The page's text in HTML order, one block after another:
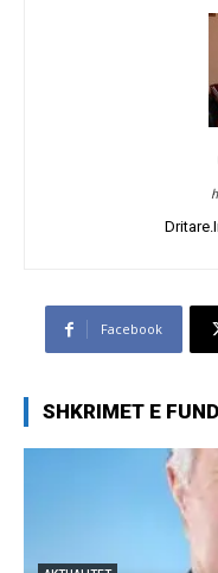
Facebook
SHKRIMET E